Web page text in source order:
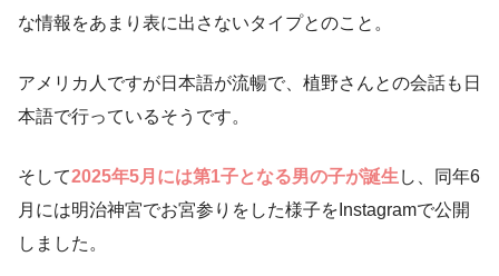
な情報をあまり表に出さないタイプとのこと。
アメリカ人ですが日本語が流暢で、植野さんとの会話も日
本語で行っているそうです。
そして2025年5月には第1子となる男の子が誕生 し、同年6
月には明治神宮でお宮参りをした様子をInstagramで公開
しました。